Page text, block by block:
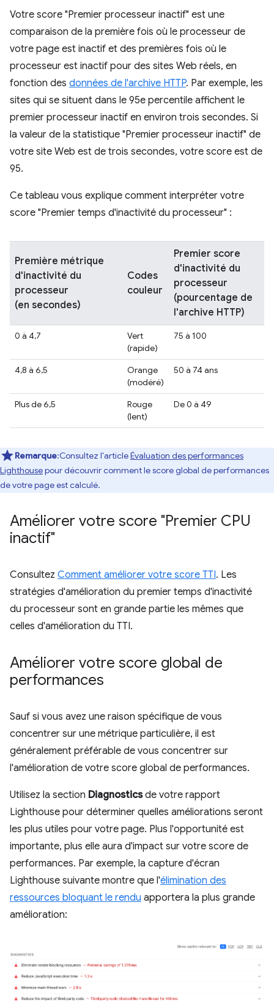
Votre score "Premier processeur inactif" est une
comparaison de la première fois où le processeur de
votre page est inactif et des premières fois où le
processeur est inactif pour des sites Web réels, en
fonction des données de l'archive HTTP. Par exemple, les
sites qui se situent dans le 95e percentile affichent le
premier processeur inactif en environ trois secondes. Si
la valeur de la statistique "Premier processeur inactif" de
votre site Web est de trois secondes, votre score est de
95.
Ce tableau vous explique comment interpréter votre
score "Premier temps d'inactivité du processeur" :
Première métrique
d'inactivité du
processeur
(en secondes)
Codes
couleur
Premier score
d'inactivité du
processeur
(pourcentage de
l'archive HTTP)
0 à 4,7
Vert
(rapide)
75 à 100
4,8 à 6,5
Orange
(modéré)
50 à 74 ans
Plus de 6,5
Rouge
(lent)
De 0 à 49
Remarque:Consultez l'articleÉvaluation des performances
Lighthousepour découvrir comment le score global de performances
de votre page est calculé.
Améliorer votre score "Premier CPU
inactif"
Consultez Comment améliorer votre score TTI. Les
stratégies d'amélioration du premier temps d'inactivité
du processeur sont en grande partie les mêmes que
celles d'amélioration du TTI.
Améliorer votre score global de
performances
Sauf si vous avez une raison spécifique de vous
concentrer sur une métrique particulière, il est
généralement préférable de vous concentrer sur
l'amélioration de votre score global de performances.
Utilisez la section Diagnosticsde votre rapport
Lighthouse pour déterminer quelles améliorations seront
les plus utiles pour votre page. Plus l'opportunité est
importante, plus elle aura d'impact sur votre score de
performances. Par exemple, la capture d'écran
Lighthouse suivante montre que l'élimination des
ressources bloquant le rendu apportera la plus grande
amélioration: